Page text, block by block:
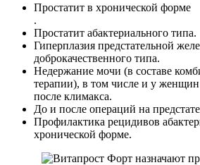
Простатит в хронической форме
.
Простатит абактериального типа.
Гиперплазия предстательной
доброкачественного типа.
Недержание мочи (в составе
терапии), в том числе и у
после климакса.
До и после операций на
Профилактика рецидивов
хронической форме.